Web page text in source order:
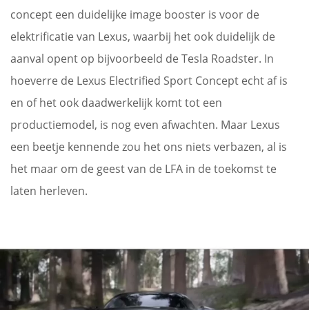
concept een duidelijke image booster is voor de
elektrificatie van Lexus, waarbij het ook duidelijk de
aanval opent op bijvoorbeeld de Tesla Roadster. In
hoeverre de Lexus Electrified Sport Concept echt af is
en of het ook daadwerkelijk komt tot een
productiemodel, is nog even afwachten. Maar Lexus
een beetje kennende zou het ons niets verbazen, al is
het maar om de geest van de LFA in de toekomst te
laten herleven.